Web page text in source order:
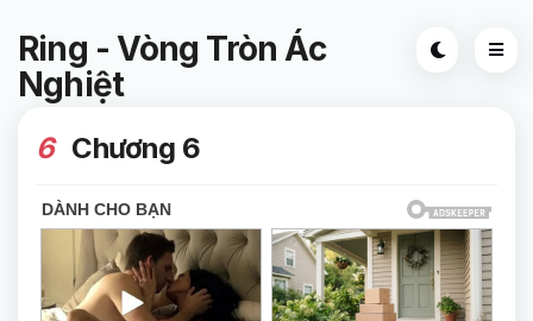
Ring - Vòng Tròn Ác
Nghiệt
6 Chương 6